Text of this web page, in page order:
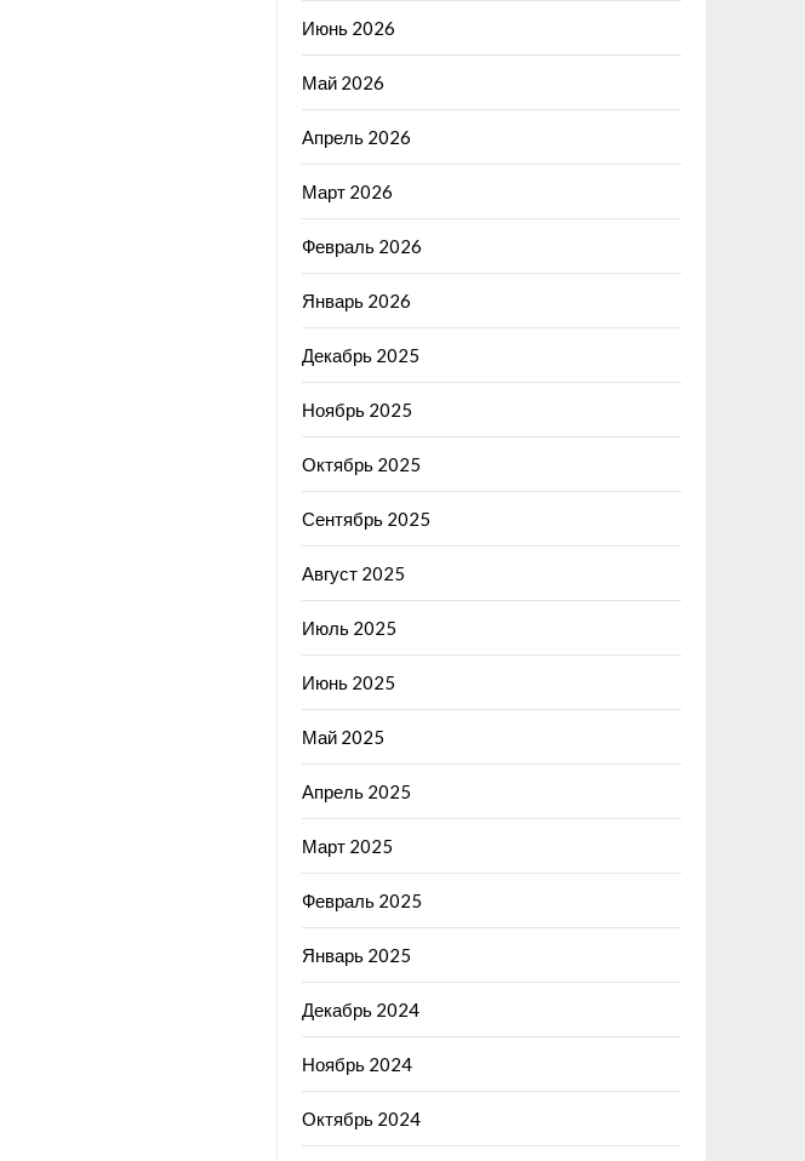
Июнь 2026
Май 2026
Апрель 2026
Март 2026
Февраль 2026
Январь 2026
Декабрь 2025
Ноябрь 2025
Октябрь 2025
Сентябрь 2025
Август 2025
Июль 2025
Июнь 2025
Май 2025
Апрель 2025
Март 2025
Февраль 2025
Январь 2025
Декабрь 2024
Ноябрь 2024
Октябрь 2024